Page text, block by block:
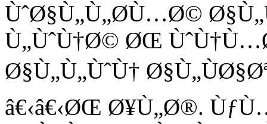
ÙˆØ§Ù„Ù„Ø­Ù…Ø©
Ù„ÙˆÙ†Ø© ØŒ
Ø§Ù„Ù„ÙˆÙ†
â€‹â€‹ØŒ Ø¥Ù„Ø®.